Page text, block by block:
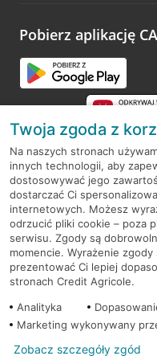
opinie.
Pobierz aplikację
RODO
Regulamin serwisu
Mapa serwisu
PolitykaCookies
© 2026 Credit Agricole Bank
Twoja zgoda z
Na naszych stronach
innych technologii, aby
dostosowywać jego
dostarczać Ci
internetowych. Możesz
odrzucić pliki cookie – poza
serwisu. Zgody są
momencie. Wyrażenie
prezentować Ci lepiej
stronach Credit Agricole.
Analityka
Marketing wykonywany
Zobacz szczegóły zgód